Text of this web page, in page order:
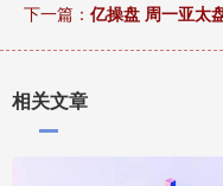
下一篇： 亿操盘 周一亚太
相关文章